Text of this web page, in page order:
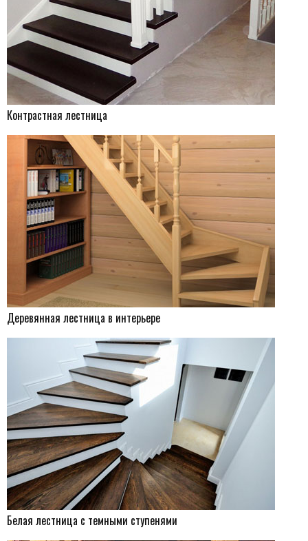
Контрастная лестница
Деревянная лестница в интерьере
Белая лестница с темными ступенями